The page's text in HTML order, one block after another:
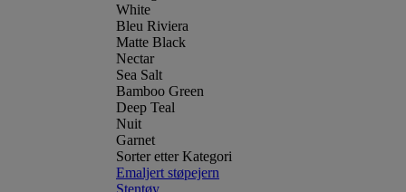
White
Bleu Riviera
Matte Black
Nectar
Sea Salt
Bamboo Green
Deep Teal
Nuit
Garnet
Sorter etter Kategori
Emaljert støpejern
Stentøy